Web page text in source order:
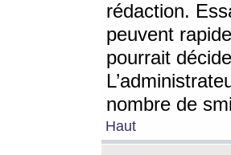
rédaction.
peuvent
pourrait
nombre de
Haut